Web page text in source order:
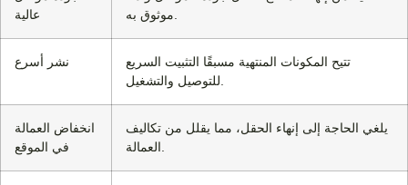
عالية
نشر أسرع
تتيح المكونات المنتهية مسبقًا التثبيت السريع
انخفاض العمالة
في الموقع
يلغي الحاجة إلى إنهاء الحقل، مما يقلل من تكاليف